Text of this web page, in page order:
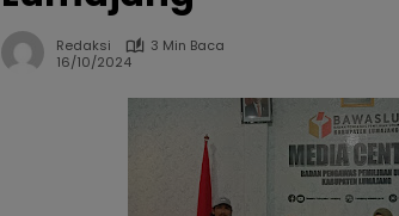
Redaksi
3 Min Baca
16/10/2024